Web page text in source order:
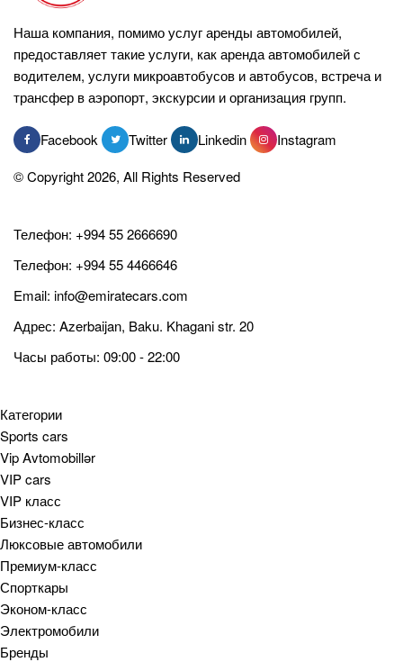
Наша компания, помимо услуг аренды автомобилей,
предоставляет такие услуги, как аренда автомобилей с
водителем, услуги микроавтобусов и автобусов, встреча и
трансфер в аэропорт, экскурсии и организация групп.
Facebook Twitter Linkedin
Instagram
© Copyright 2026, All Rights Reserved
Телефон: +994 55 2666690
Телефон: +994 55 4466646
Email: info@emiratecars.com
Адрес: Azerbaijan, Baku. Khagani str. 20
Часы работы: 09:00 - 22:00
Категории
Sports cars
Vip Avtomobillər
VIP cars
VIP класс
Бизнес-класс
Люксовые автомобили
Премиум-класс
Спорткары
Эконом-класс
Электромобили
Бренды